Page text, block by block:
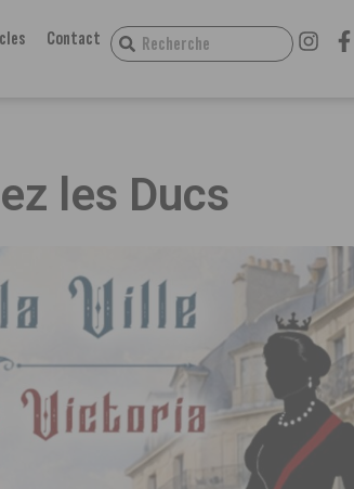
Contact
les Ducs